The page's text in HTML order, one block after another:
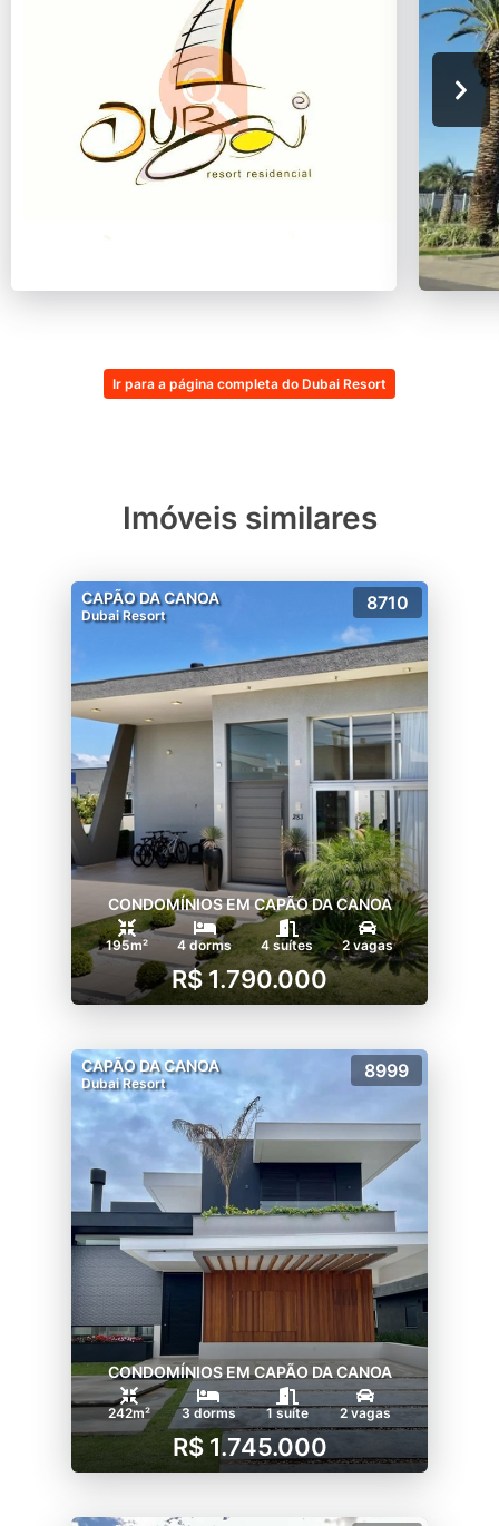
Ir para a página completa do Dubai Resort
Imóveis similares
CAPÃO DA CANOA
Dubai Resort
8710
CONDOMÍNIOS EM CAPÃO DA CANOA
195m² 4 dorms 4 suítes 2 vagas
R$ 1.790.000
CAPÃO DA CANOA
Dubai Resort
8999
CONDOMÍNIOS EM CAPÃO DA CANOA
242m² 3 dorms 1 suíte 2 vagas
R$ 1.745.000